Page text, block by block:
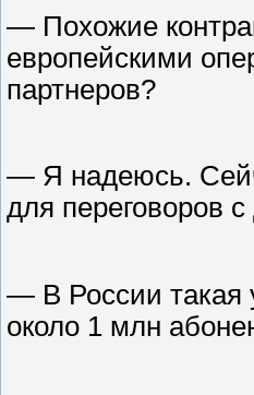
— Похожие
европейскими
партнеров?
— Я надеюсь.
для переговоров
— В России такая
около 1 млн